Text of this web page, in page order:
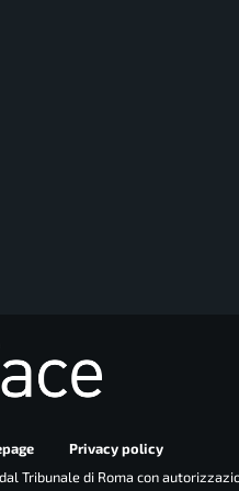
Privacy policy
di Roma con